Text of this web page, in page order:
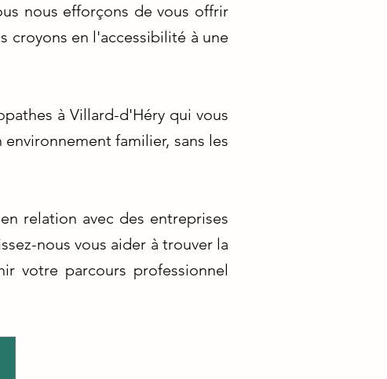
nous efforçons de vous offrir
croyons en l'accessibilité à une
à Villard-d'Héry qui vous
familier, sans les
relation avec des entreprises
nous vous aider à trouver la
votre parcours professionnel